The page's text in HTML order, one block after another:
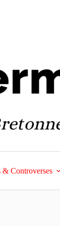
& Controverses